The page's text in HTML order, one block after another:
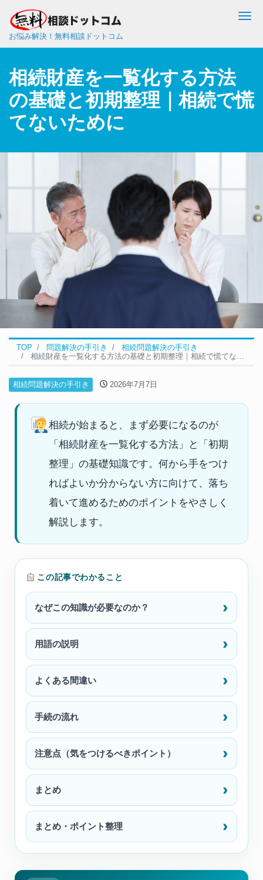
お悩み解決！無料相談ドットコム
相続財産を一覧化する方法
の基礎と初期整理｜相続で慌
てないために
TOP 問題解決の手引き
相続問題解決の手引き
相続財産を一覧化する方法の基礎と初期整理｜相続で慌てないために
相続問題解決の手引き 2026年7月7日
相続が始まると、まず必要になるのが
「相続財産を一覧化する方法」と「初期
整理」の基礎知識です。何から手をつけ
ればよいか分からない方に向けて、落ち
着いて進めるためのポイントをやさしく
解説します。
この記事でわかること
なぜこの知識が必要なのか？
用語の説明
よくある間違い
手続の流れ
注意点（気をつけるべきポイント）
まとめ
まとめ・ポイント整理